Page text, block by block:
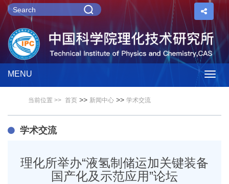
MENU
当前位置 >> 首页 >> 新闻中心 >> 学术交流
学术交流
理化所举办“液氢制储运加关键装备
国产化及示范应用”论坛